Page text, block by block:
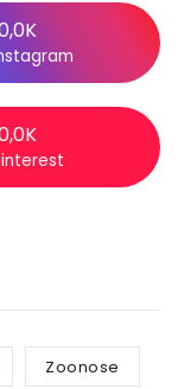
Zoonose